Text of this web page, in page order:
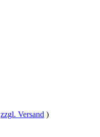
zzgl. Versand )